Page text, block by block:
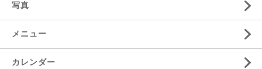
写真
メニュー
カレンダー